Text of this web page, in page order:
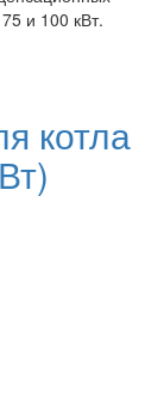
и 100 кВт.
котла